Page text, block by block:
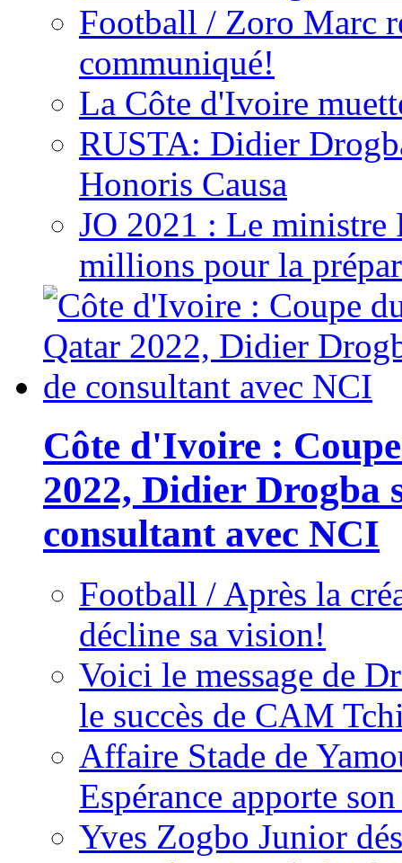
Football / Zoro Marc
communiqué!
La Côte d'Ivoire
RUSTA: Didier
Honoris Causa
JO 2021 : Le ministre
millions pour la
Côte d'Ivoire :
2022, Didier Drogba
consultant avec NCI
Football / Après la
décline sa vision!
Voici le message de
le succès de CAM
Affaire Stade de
Espérance apporte
Yves Zogbo Junior